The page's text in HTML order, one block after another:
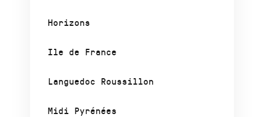
Horizons
Ile de France
Languedoc Roussillon
Midi Pyrénées